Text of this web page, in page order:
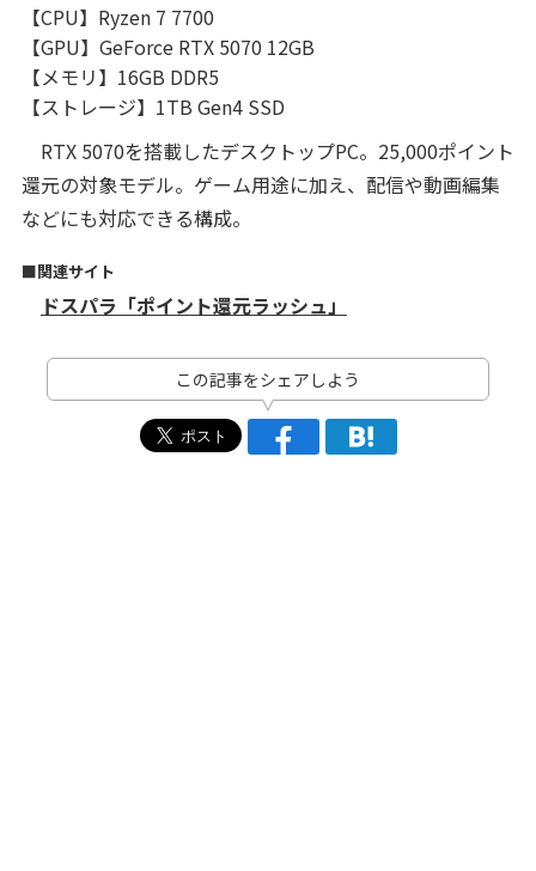
【CPU】Ryzen 7 7700
【GPU】GeForce RTX 5070 12GB
【メモリ】16GB DDR5
【ストレージ】1TB Gen4 SSD
RTX 5070を搭載したデスクトップPC。25,000ポイント
還元の対象モデル。ゲーム用途に加え、配信や動画編集
などにも対応できる構成。
■関連サイト
ドスパラ「ポイント還元ラッシュ」
この記事をシェアしよう